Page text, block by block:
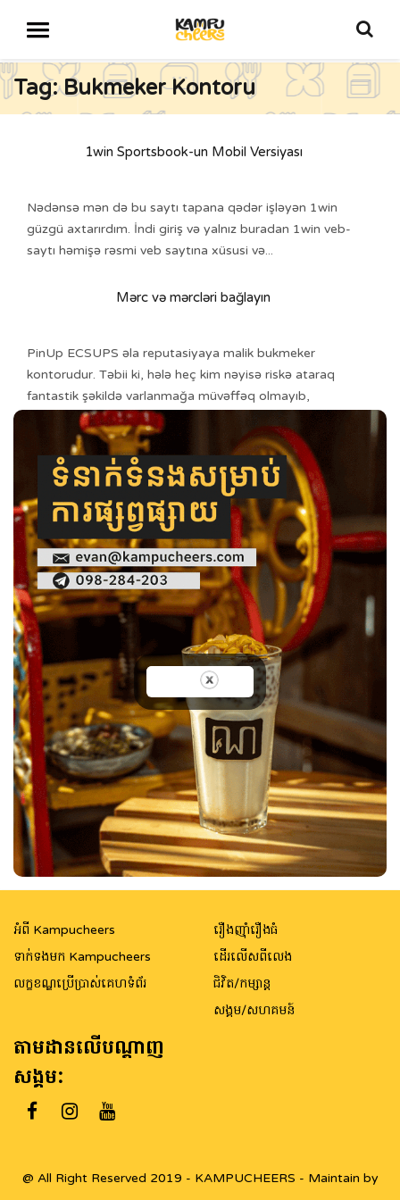
Tag: Bukmeker Kontoru
1win Sportsbook-un Mobil Versiyası
Nədənsə mən də bu saytı tapana qədər işləyən 1win
güzgü axtarırdım. İndi giriş və yalnız buradan 1win veb-
saytı həmişə rəsmi veb saytına xüsusi və...
Mərc və mərcləri bağlayın
PinUp ECSUPS əla reputasiyaya malik bukmeker
kontorudur. Təbii ki, hələ heç kim nəyisə riskə ataraq
fantastik şəkildə varlanmağa müvəffəq olmayıb,
baxmayaraq ki, bu, böyük...
អំពី Kampucheers
ទាក់ទងមក Kampucheers
លក្ខខណ្ឌប្រើប្រាស់គេហទំព័រ
រឿងញ៉ាំរឿងធំ
ដើរលើសពីលេង
ជិវិត/កម្សាន្ត
សង្គម/សហគមន៍
តាមដានលើបណ្តាញ
សង្គម:
@ All Right Reserved 2019 - KAMPUCHEERS - Maintain by